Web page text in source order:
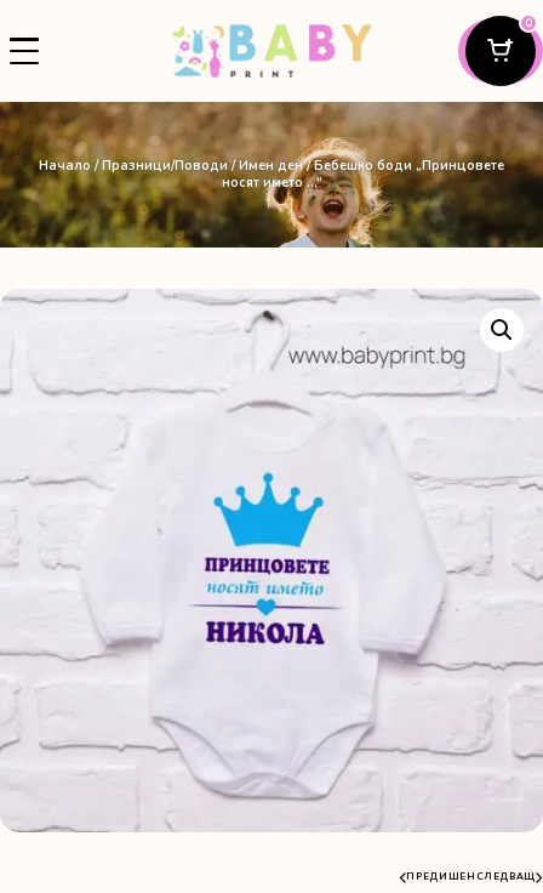
0
Начало /Празници/Поводи/Имен ден/ Бебешко боди „Принцовете
носят името …“
ПРЕДИШЕН СЛЕДВАЩ